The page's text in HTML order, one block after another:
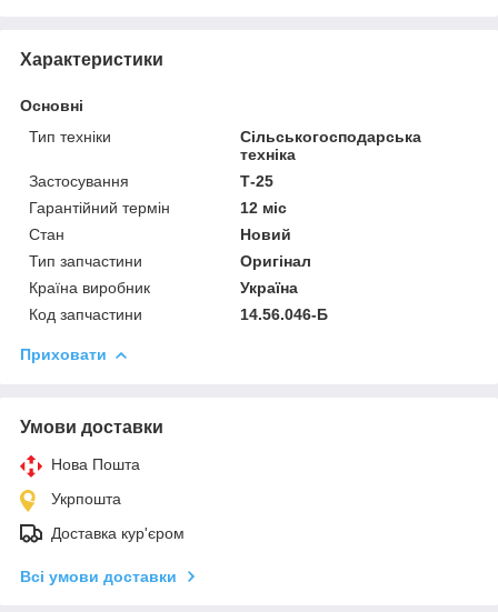
Характеристики
Основні
Тип техніки
Сільськогосподарська
техніка
Застосування
Т-25
Гарантійний термін
12 міс
Стан
Новий
Тип запчастини
Оригінал
Країна виробник
Україна
Код запчастини
14.56.046-Б
Приховати
Умови доставки
Нова Пошта
Укрпошта
Доставка кур'єром
Всі умови доставки